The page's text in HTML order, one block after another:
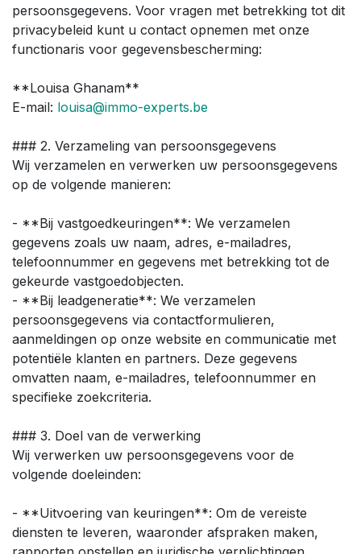
persoonsgegevens. Voor vragen met betrekking tot dit
privacybeleid kunt u contact opnemen met onze
functionaris voor gegevensbescherming:
**Louisa Ghanam**
E-mail: louisa@immo-experts.be
### 2. Verzameling van persoonsgegevens
Wij verzamelen en verwerken uw persoonsgegevens
op de volgende manieren:
- **Bij vastgoedkeuringen**: We verzamelen
gegevens zoals uw naam, adres, e-mailadres,
telefoonnummer en gegevens met betrekking tot de
gekeurde vastgoedobjecten.
- **Bij leadgeneratie**: We verzamelen
persoonsgegevens via contactformulieren,
aanmeldingen op onze website en communicatie met
potentiële klanten en partners. Deze gegevens
omvatten naam, e-mailadres, telefoonnummer en
specifieke zoekcriteria.
### 3. Doel van de verwerking
Wij verwerken uw persoonsgegevens voor de
volgende doeleinden:
- **Uitvoering van keuringen**: Om de vereiste
diensten te leveren, waaronder afspraken maken,